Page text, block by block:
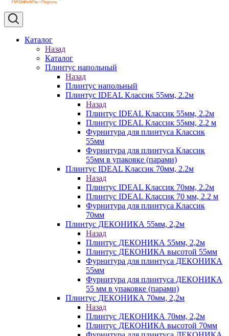
Каталог
Назад
Каталог
Плинтус напольный
Назад
Плинтус напольный
Плинтус IDEAL Классик 55мм, 2.2м
Назад
Плинтус IDEAL Классик 55мм, 2.2м
Плинтус IDEAL Классик 55мм, 2.2 м
Фурнитура для плинтуса Классик
55мм
Фурнитура для плинтуса Классик
55мм в упаковке (парами)
Плинтус IDEAL Классик 70мм, 2.2м
Назад
Плинтус IDEAL Классик 70мм, 2.2м
Плинтус IDEAL Классик 70 мм, 2.2 м
Фурнитура для плинтуса Классик
70мм
Плинтус ДЕКОНИКА 55мм, 2,2м
Назад
Плинтус ДЕКОНИКА 55мм, 2,2м
Плинтус ДЕКОНИКА высотой 55мм
Фурнитура для плинтуса ДЕКОНИКА
55мм
Фурнитура для плинтуса ДЕКОНИКА
55 мм в упаковке (парами)
Плинтус ДЕКОНИКА 70мм, 2,2м
Назад
Плинтус ДЕКОНИКА 70мм, 2,2м
Плинтус ДЕКОНИКА высотой 70мм